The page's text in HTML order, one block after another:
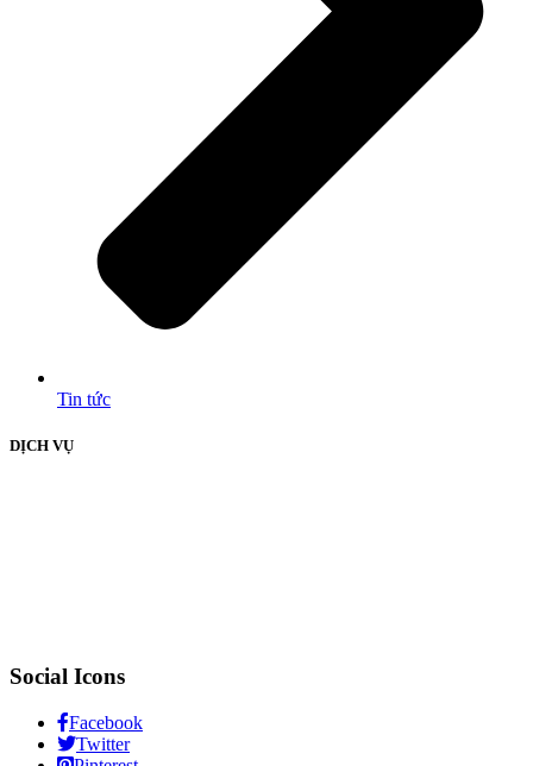
Tin tức
DỊCH VỤ
Social Icons
Facebook
Twitter